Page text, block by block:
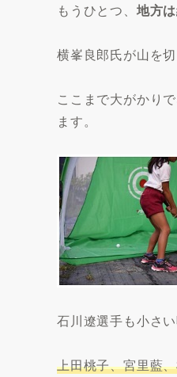
もうひとつ、 地方
横峯良郎氏が山を
ここまで大がかり
ます。
石川遼選手も小さ
上田桃子、宮里藍